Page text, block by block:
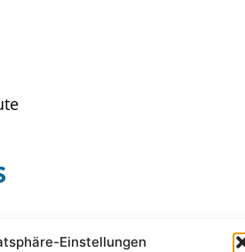
Einstellungen